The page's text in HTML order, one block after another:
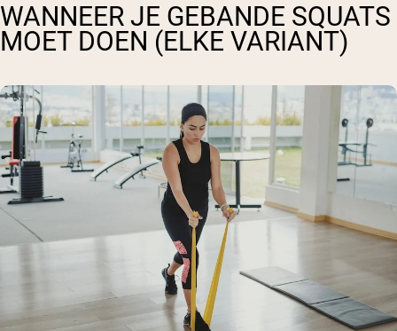
WANNEER JE GEBANDE SQUATS
MOET DOEN (ELKE VARIANT)